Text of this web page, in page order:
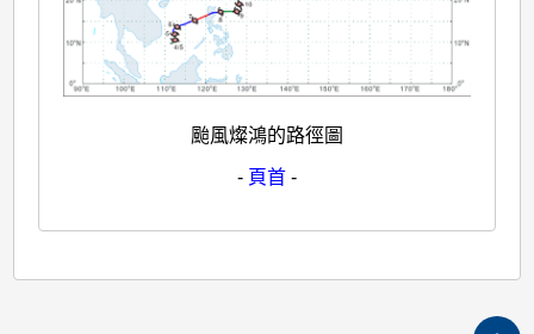
颱風燦鴻的路徑圖
- 頁首 -